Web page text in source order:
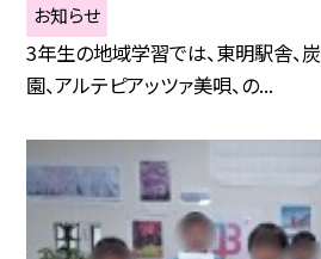
お知らせ
3年生の地域学習では、東明駅舎、
園、アルテピアッツァ美唄、の...